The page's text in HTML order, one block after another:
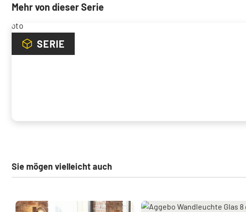
Mehr von dieser Serie
SERIE
Sie mögen vielleicht auch